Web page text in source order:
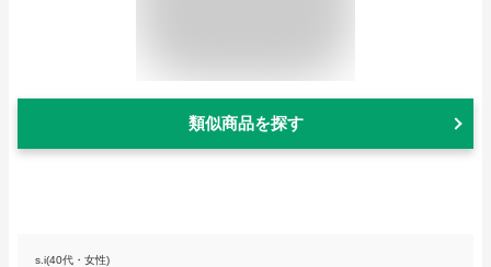
類似商品を探す
s.i(40代・女性)